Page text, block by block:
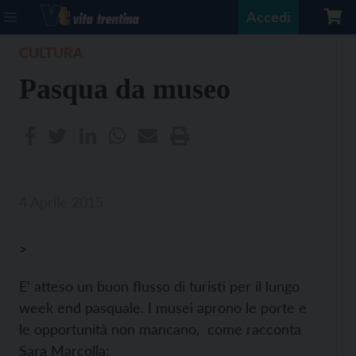
Accedi
Pasqua da museo
>
E’ atteso un buon flusso di turisti per il lungo
week end pasquale. I musei aprono le porte e
le opportunità non mancano, come racconta
Sara Marcolla: